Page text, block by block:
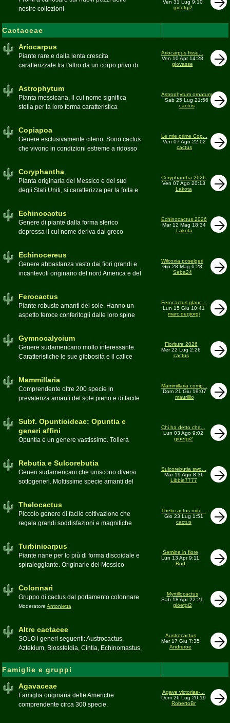
nostre collezioni
Ven 31 Lug 9:10
gioetgi2
Cactaceae
Ariocarpus
Piante rare e dalla lenta crescita
caratterizzate tra l'altro da un corpo privo di
alto rischio di scomparsa in habitat. Amanti
di terricci calcarei e ben drenati
Moderatore
Ariocarpus fissu...
Ven 10 Apr 14:28
giovasse
Astrophytum
Pianta messicana, il cui nome significa
stella per la loro forma caratteristica
Astrophytum ornatum
Sab 25 Lug 21:56
cactus
Copiapoa
Genere esclusivamente cileno. Sono cactus
che vivono in condizioni estreme a ridosso
ModeratoreLuca
Le mie prime Cop...
Ven 07 Ago 22:02
cactus
Coryphantha
Pianta originaria del Messico e del sud
degli Stati Uniti, si caratterizza per la folta e
ànthos (fiore) per via dei suoi fiori che
spuntano sulla cima della pianta
Moderatore
Coryphantha 2026
Ven 07 Ago 20:13
Lakota
Echinocactus
Genere di piante dalla forma sferico
depressa il cui nome deriva dal greco
denominati cactus barile per il loro notevole
pessimo
Echinocactus 2026
Mar 12 Mag 18:34
Lakota
Echinocereus
Genere abbastanza vasto dai fiori grandi e
incantevoli originario del nord America e del
Wilcoxia poselgeri
Gio 28 Mag 6:28
Seba24
Ferocactus
Piante robuste amanti del sole. Hanno un
aspetto feroce conferitogli dalle loro spine
Ferocactus glauc...
Lun 15 Giu 10:41
marc.degiorgi
Gymnocalycium
Genere sudamericano molto interessante.
Caratteristiche le sue gibbosità e il calice
Fioriture 2026
Mer 22 Lug 2:26
cactus
Mammillaria
Comprendente oltre 200 specie in
prevalenza amanti del sole pieno e di facile
Mammillaria comp...
Dom 21 Giu 19:07
maurillio
Subf. Opuntioideae: Opuntia e
generi affini
Opuntia è un genere vastissimo. Tollera
Canada. Caratteristiche le temute spine
carnosi spesso commestibili
Chi ha detto che...
Lun 03 Ago 9:02
gioetgi2
Rebutia e Sulcorebutia
Generi sudamericani che uniscono diversi
sottogeneri. Moltissime specie amanti del
Sulcorebutia swo...
Mar 19 Ago 8:36
Libbie7777
Thelocactus
Piccolo genere di facile coltivazione che
regala grandi soddisfazioni e magnifiche
Thelocactus nidu...
Gio 23 Lug 1:51
cactus
Turbinicarpus
Piante nane per lo più di forma discoidale e
spiraleggiante. Originarie del Messico
Semine in fiore
Lun 13 Apr 9:11
Rod
Colonnari
Gruppo di cactus dal portamento colonnare
Moderatore Antonietta
Myrtillocactus
Sab 18 Apr 22:21
gioetgi2
Altre cactacee
SOLO i generi seguenti: Austrocactus,
Aztekium, Blossfeldia, Cintia, Echinomastus,
Geohintonia, Obregonia, Oroya,
Ortegocactus, Pediocactus, Pelecyphora,
Pereskia, Sclerocactus, Strombocactus ,
Toumeya, Uebelmannia, Yavia. Sottotribù:
Hylocereinae (Aporocactus, Epiphyllum,
Austrocactus
Mer 17 Giu 7:35
Andreroe
Famiglie e gruppi
Agavaceae
Famiglia originaria delle Americhe
comprendente circa 300 specie.
Agave victoriae-...
Dom 26 Lug 20:19
RobertoBr